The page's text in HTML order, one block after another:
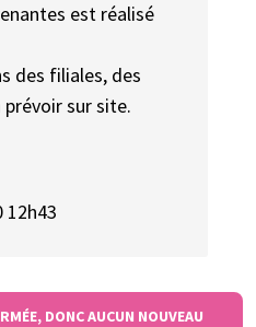
est réalisé
des filiales, des
sur site.
12h43
DONC AUCUN NOUVEAU